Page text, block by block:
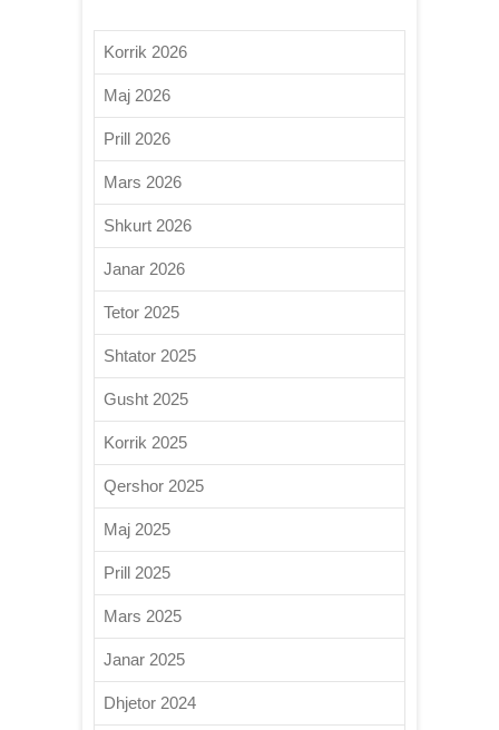
Korrik 2026
Maj 2026
Prill 2026
Mars 2026
Shkurt 2026
Janar 2026
Tetor 2025
Shtator 2025
Gusht 2025
Korrik 2025
Qershor 2025
Maj 2025
Prill 2025
Mars 2025
Janar 2025
Dhjetor 2024